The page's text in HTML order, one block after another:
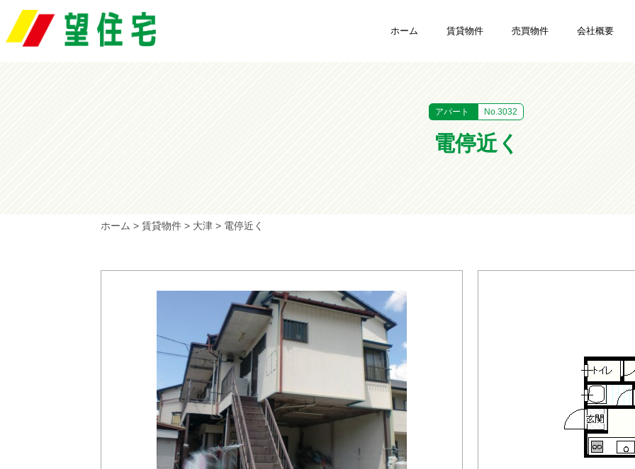
ホーム 賃貸物件 売買物件 会社概要
アパート No.3032
電停近く
ホーム > 賃貸物件 > 大津 > 電停近く